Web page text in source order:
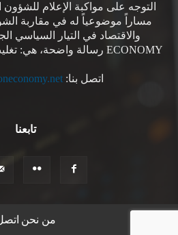
التوجه على مواكبة الإعلام للشؤون
مساراً موضوعياً له في مقاربة
ECONOMY رسالة واضحة، هي: تغليب الاقتصاد على السياسة.
اتصل بنا:
تابعنا
من نحن